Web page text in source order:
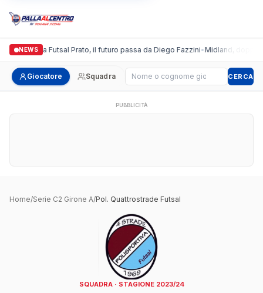
NEWS
Italgronda Futsal Prato, il futuro passa da Diego Fazzini•Midland, doppio
Giocatore Squadra Cerca giocatore CERCA
PUBBLICITÀ
Home/Serie C2 Girone A/Pol. Quattrostrade Futsal
SQUADRA · STAGIONE 2023/24